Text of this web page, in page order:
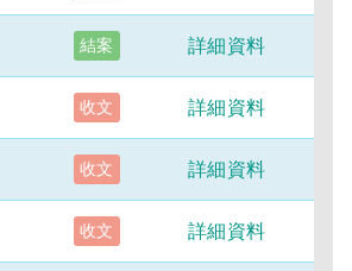
結案 詳細資料
收文 詳細資料
收文 詳細資料
收文 詳細資料